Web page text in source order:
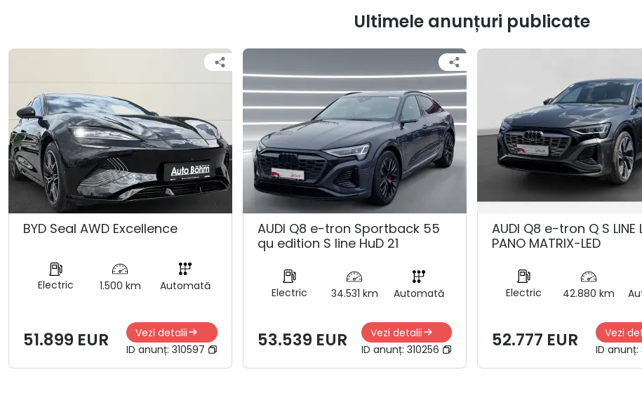
Ultimele anunțuri publicate
BYD Seal AWD Excellence
Electric 1.500 km Automată
51.899 EUR
Vezi detalii
ID anunț: 310597
AUDI Q8 e-tron Sportback 55
qu edition S line HuD 21
Electric 34.531 km Automată
53.539 EUR
Vezi detalii
ID anunț: 310256
AUDI Q8 e-tron Q S LINE
PANO MATRIX-LED
Electric 42.880 km
52.777 EUR
Vezi
ID anunț: